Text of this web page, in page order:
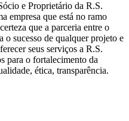
e Proprietário da R.S.
empresa que está no ramo
que a parceria entre o
o sucesso de qualquer projeto e
seus serviços a R.S.
para o fortalecimento da
ética, transparência.